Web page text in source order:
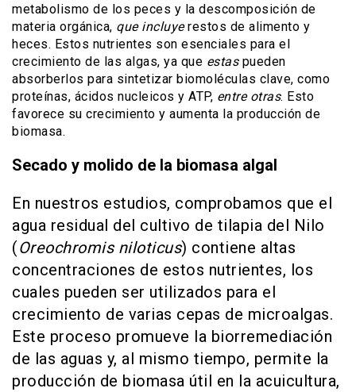
metabolismo de los peces y la descomposición de
materia orgánica, que incluyerestos de alimento y
heces. Estos nutrientes son esenciales para el
crecimiento de las algas, ya que estaspueden
absorberlos para sintetizar biomoléculas clave, como
proteínas, ácidos nucleicos y ATP, entre otras. Esto
favorece su crecimiento y aumenta la producción de
biomasa.
Secado y molido de la biomasa algal
En nuestros estudios, comprobamos que el
agua residual del cultivo de tilapia del Nilo
(Oreochromis niloticus) contiene altas
concentraciones de estos nutrientes, los
cuales pueden ser utilizados para el
crecimiento de varias cepas de microalgas.
Este proceso promueve la biorremediación
de las aguas y, al mismo tiempo, permite la
producción de biomasa útil en la acuicultura,